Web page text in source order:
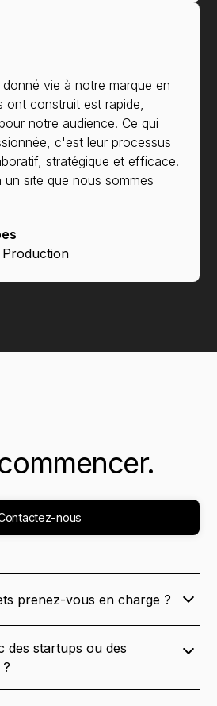
vie à notre marque en
ont construit est rapide,
notre audience. Ce qui
c'est leur processus
stratégique et efficace.
site que nous sommes
Production
nous
prenez-vous en charge ?
end. Nous travaillons avec des
des entreprises mid-market qui
à résoudre — pas juste
des startups ou des